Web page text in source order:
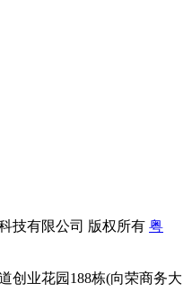
技有限公司 版权所有 粤
创业花园188栋(向荣商务大